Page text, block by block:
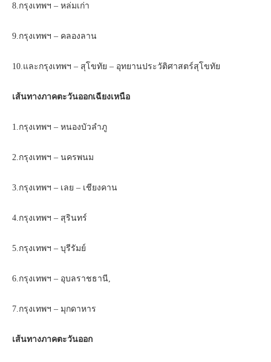
8.กรุงเทพฯ – หล่มเก่า
9.กรุงเทพฯ – คลองลาน
10.และกรุงเทพฯ – สุโขทัย – อุทยานประวัติศาสตร์สุโขทัย
เส้นทางภาคตะวันออกเฉียงเหนือ
1.กรุงเทพฯ – หนองบัวลำภู
2.กรุงเทพฯ – นครพนม
3.กรุงเทพฯ – เลย – เชียงคาน
4.กรุงเทพฯ – สุรินทร์
5.กรุงเทพฯ – บุรีรัมย์
6.กรุงเทพฯ – อุบลราชธานี,
7.กรุงเทพฯ – มุกดาหาร
เส้นทางภาคตะวันออก